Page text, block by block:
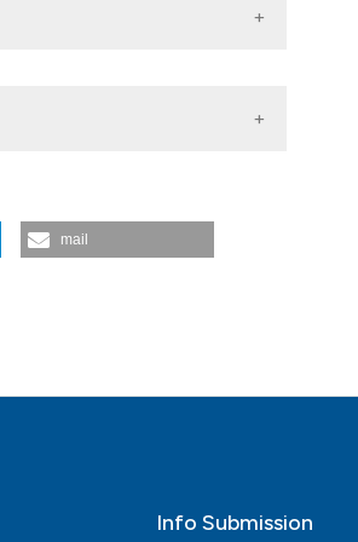
the cited claim, and a label
9. Available from:
mail
Info Submission